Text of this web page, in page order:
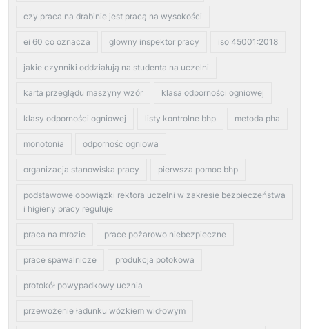
czy praca na drabinie jest pracą na wysokości
ei 60 co oznacza glowny inspektor pracy iso 45001:2018
jakie czynniki oddziałują na studenta na uczelni
karta przeglądu maszyny wzór klasa odporności ogniowej
klasy odporności ogniowej listy kontrolne bhp metoda pha
monotonia odpornośc ogniowa
organizacja stanowiska pracy pierwsza pomoc bhp
podstawowe obowiązki rektora uczelni w zakresie bezpieczeństwa
i higieny pracy reguluje
praca na mrozie prace pożarowo niebezpieczne
prace spawalnicze produkcja potokowa
protokół powypadkowy ucznia
przewożenie ładunku wózkiem widłowym